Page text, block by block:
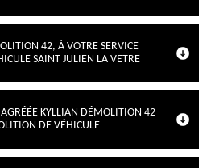
42, À VOTRE SERVICE
SAINT JULIEN LA VETRE
AGRÉÉE KYLLIAN DÉMOLITION 42
DE VÉHICULE